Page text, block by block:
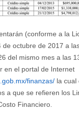
(conforme a la
de octubre de 2017 a
del mismo mes a las
en el portal de Internet
finanzas/la cual
a que se refieren los
Financiero.